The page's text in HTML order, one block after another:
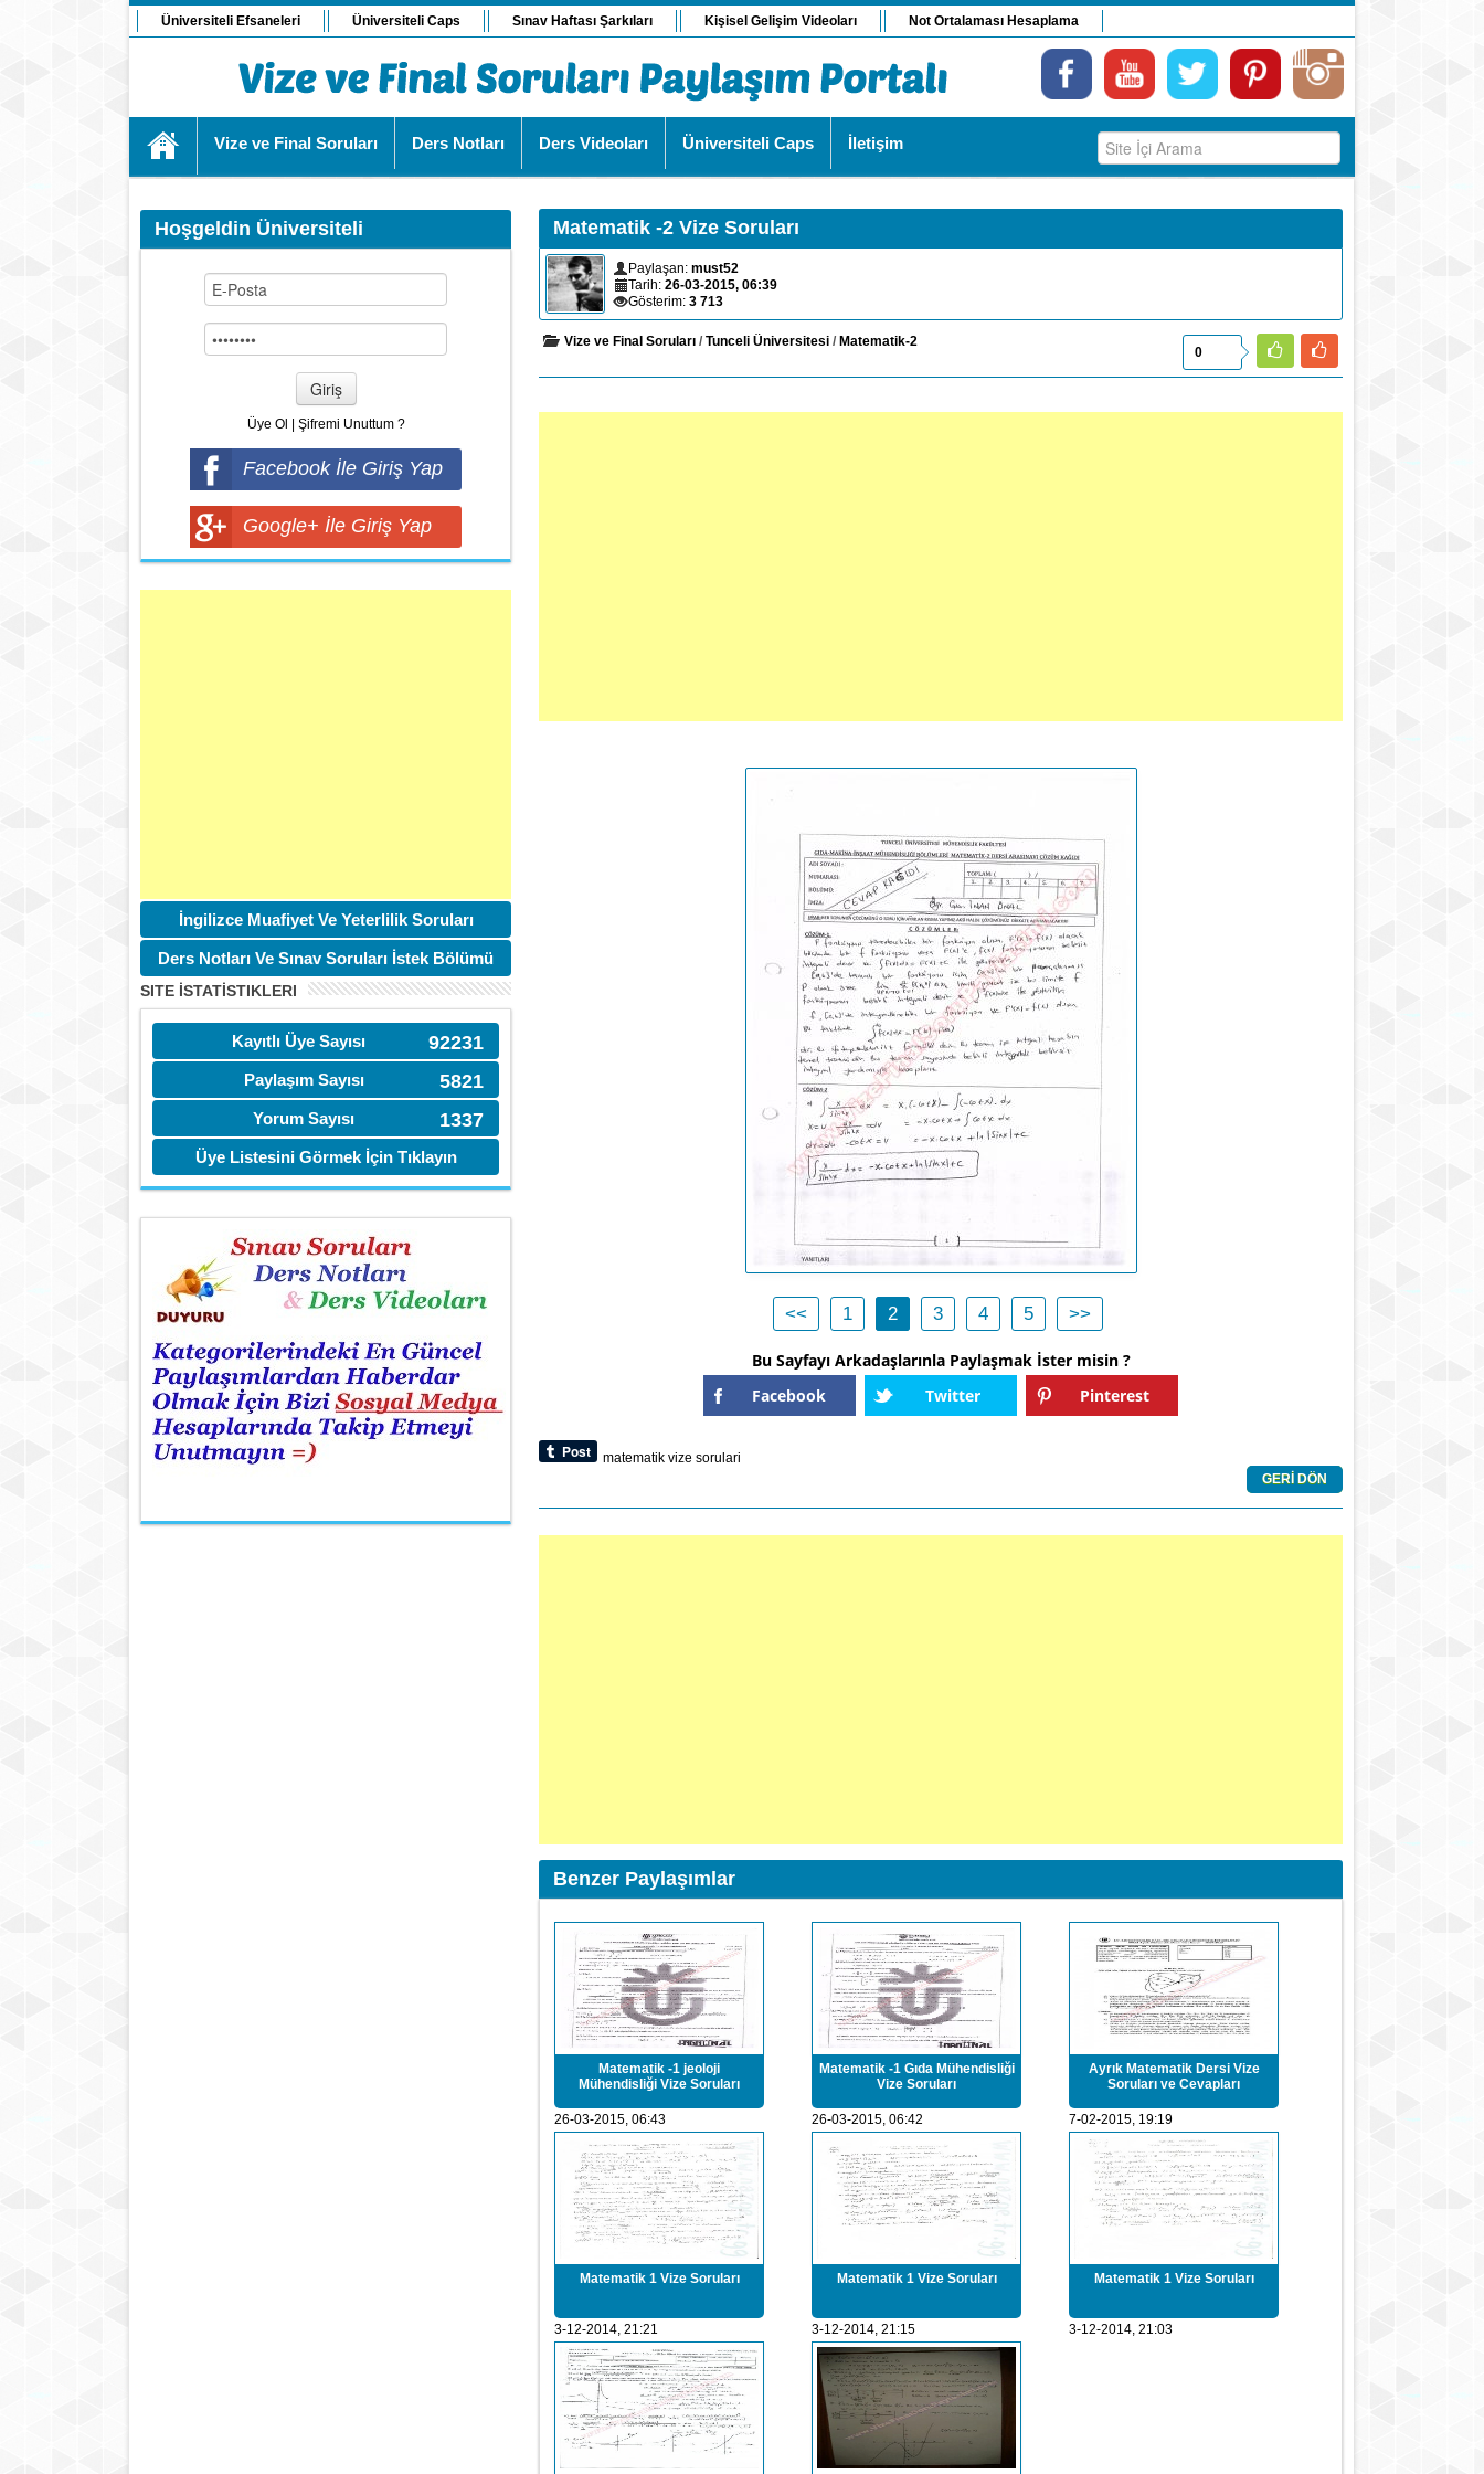
Üniversiteli Efsaneleri Üniversiteli Caps Sınav Haftası Şarkıları Kişisel Gelişim Videoları Not Ortalaması Hesaplama
Vize ve Final Soruları Ders Notları Ders Videoları Üniversiteli Caps İletişim
Hoşgeldin Üniversiteli
Giriş
Üye Ol Şifremi Unuttum ?
Facebook İle Giriş Yap
Google+ İle Giriş Yap
İngilizce Muafiyet Ve Yeterlilik Soruları
Ders Notları Ve Sınav Soruları İstek Bölümü
SITE İSTATİSTIKLERI
92231
Kayıtlı Üye Sayısı
5821
Paylaşım Sayısı
1337
Yorum Sayısı
Üye Listesini Görmek İçin Tıklayın
Matematik -2 Vize Soruları
Paylaşan: must52
Tarih: 26-03-2015, 06:39
Gösterim: 3 713
Vize ve Final Soruları / Tunceli Üniversitesi / Matematik-2
0
<< 1 2 3 4 5 >>
Bu Sayfayı Arkadaşlarınla Paylaşmak İster misin ?
Facebook
Twitter Pinterest
matematik vize sorulari
GERİ DÖN
Benzer Paylaşımlar
Matematik -1 jeoloji
Mühendisliği Vize Soruları
26-03-2015, 06:43
Matematik -1 Gıda Mühendisliği
Vize Soruları
26-03-2015, 06:42
Ayrık Matematik Dersi Vize
Soruları ve Cevapları
7-02-2015, 19:19
Matematik 1 Vize Soruları
3-12-2014, 21:21
Matematik 1 Vize Soruları
3-12-2014, 21:15
Matematik 1 Vize Soruları
3-12-2014, 21:03